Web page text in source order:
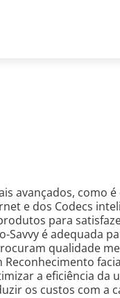
avançados, como
e dos Codecs
para
Savvy é adequada
qualidade
a eficiência da
os custos com a